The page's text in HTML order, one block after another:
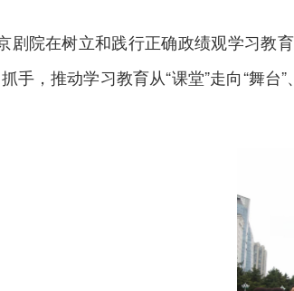
剧院在树立和践行正确政绩观学习教
手，推动学习教育从“课堂”走向“舞